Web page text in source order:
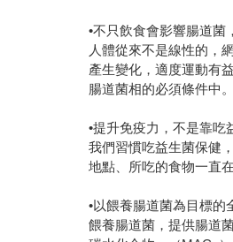
•不只飲食會影響腸道菌
人體從來不是線性的，
產生變化，適度運動有
腸道菌相的必須條件中。
•提升免疫力，不是靠
我們習慣吃益生菌保健
地點、所吃的食物一直
•以餵養腸道菌為目標的
餵養腸道菌，提供腸道